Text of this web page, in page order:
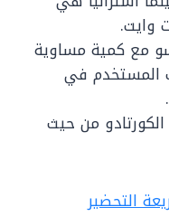
وايت.
مع كمية مساوية
المستخدم في
من حيث
التحضير